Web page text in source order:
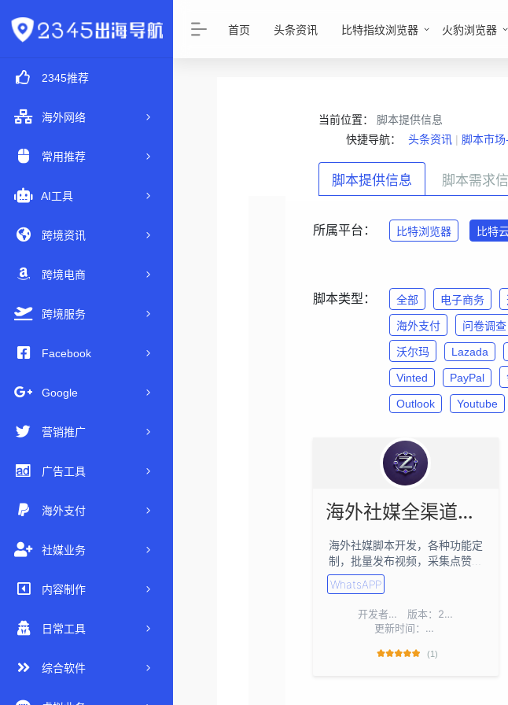
2345推荐
海外网络
常用推荐
AI工具
跨境资讯
跨境电商
跨境服务
Facebook
Google
营销推广
广告工具
海外支付
社媒业务
内容制作
日常工具
综合软件
首页 头条资讯 比特指纹浏览器 火豹浏览器
当前位置：
脚本提供信息
快捷导航：
头条资讯 | 脚本市
脚本提供信息 脚本需求
所属平台： 比特浏览器 比特
脚本类型： 全部 电子商务
海外支付 问卷调查
沃尔玛 Lazada
Vinted PayPal
Outlook Youtube
海外社媒全渠道获客
海外社媒脚本开发，各种功能定
制，批量发布视频，采集点赞评
论，主页粉丝，群发等
WhatsAPP
开发者： haich3247版本：2.5.6
更新时间：2024-12-26
(1)